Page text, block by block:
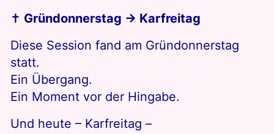
✝️ Gründonnerstag → Karfreitag
Diese Session fand am Gründonnerstag
statt.
Ein Übergang.
Ein Moment vor der Hingabe.
Und heute – Karfreitag –